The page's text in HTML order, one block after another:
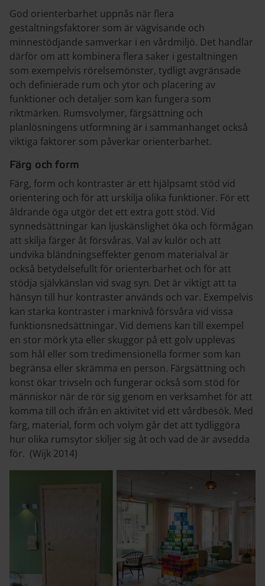
God orienterbarhet uppnås när flera
gestaltningsfaktorer som är vägvisande och
minnestödjande samverkar i en vårdmiljö. Det handlar
därför om att kombinera flera saker i gestaltningen
som exempelvis rörelsemönster, tydligt avgränsade
och definierade rum och ytor och placering av
funktioner och detaljer som kan fungera som
riktmärken. Rumsvolymer, färgsättning och
planlösningens utformning är i sammanhanget också
viktiga faktorer som påverkar orienterbarhet.
Färg och form
Färg, form och kontraster är ett hjälpsamt stöd vid
orientering och för att urskilja olika funktioner. För ett
åldrande öga utgör det ett extra gott stöd. Vid
synnedsättningar kan ljuskänslighet öka och förmågan
att skilja färger åt försvåras. Val av kulör och att
undvika bländningseffekter genom materialval är
också betydelsefullt för orienterbarhet och för att
stödja självkänslan vid svag syn. Det är viktigt att ta
hänsyn till hur kontraster används och var. Exempelvis
kan starka kontraster i marknivå försvåra vid vissa
funktionsnedsättningar. Vid demens kan till exempel
en stor mörk yta eller skuggor på ett golv upplevas
som hål eller som tredimensionella former som kan
begränsa eller skrämma en person. Färgsättning och
konst ökar trivseln och fungerar också som stöd för
människor när de rör sig genom en verksamhet för att
komma till och ifrån en aktivitet vid ett vårdbesök. Med
färg, material, form och volym går det att tydliggöra
hur olika rumsytor skiljer sig åt och vad de är avsedda
för. (Wijk 2014)